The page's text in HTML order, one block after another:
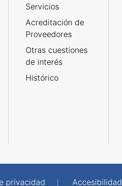
Servicios
Acreditación de
Proveedores
Otras cuestiones
de interés
Histórico
privacidad Accesibilidad